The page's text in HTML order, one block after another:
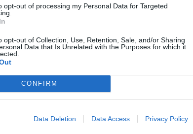
opt-out of processing my Personal Data for Targeted
opt-out of Collection, Use, Retention, Sale, and/or Sharing
Data that Is Unrelated with the Purposes for which it
CONFIRM
Data Deletion Data Access Privacy Policy
la police, « le régulateur de vitesse ne
un accident, car vous ne serez pas en
reste de mise, car la vie n’a pas de prix face à